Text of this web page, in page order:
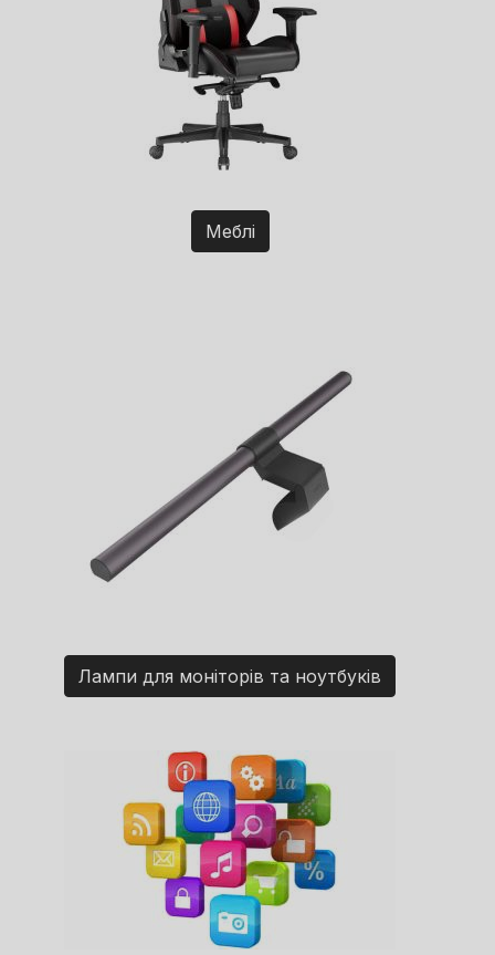
Меблі
Лампи для моніторів та ноутбуків